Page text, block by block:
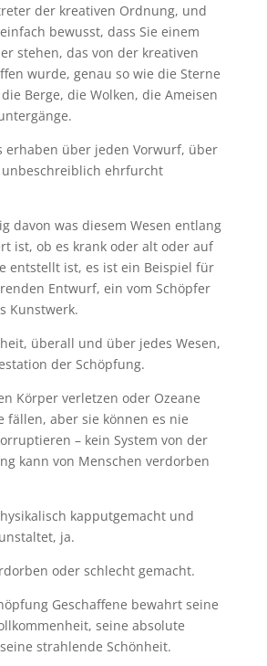
der kreativen Ordnung, und
bewusst, dass Sie einem
stehen, das von der kreativen
wurde, genau so wie die Sterne
Berge, die Wolken, die Ameisen
erhaben über jeden Vorwurf, über
ehrfurcht
davon was diesem Wesen entlang
ist, ob es krank oder alt oder auf
entstellt ist, es ist ein Beispiel für
Entwurf, ein vom Schöpfer
Kunstwerk.
überall und über jedes Wesen,
der Schöpfung.
Körper verletzen oder Ozeane
fällen, aber sie können es nie
– kein System von der
kann von Menschen verdorben
kapputgemacht und
ja.
oder schlecht gemacht.
Geschaffene bewahrt seine
seine absolute
strahlende Schönheit.